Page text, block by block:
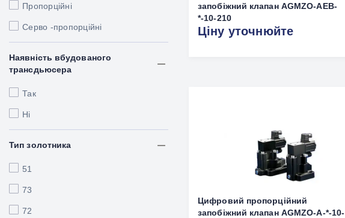
Пропорційні
Серво -пропорційні
Наявність вбудованого
трансдьюсера
Так
Ні
Тип золотника
51
73
72
запобіжний клапан AGMZO-AEB-
*-10-210
Ціну уточнюйте
Цифровий пропорційний
запобіжний клапан AGMZO-A-*-10-